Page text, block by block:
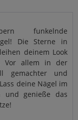
funkelnde
Die Sterne in
deinem Look
Vor allem in der
gemachter und
deine Nägel im
und genieße das